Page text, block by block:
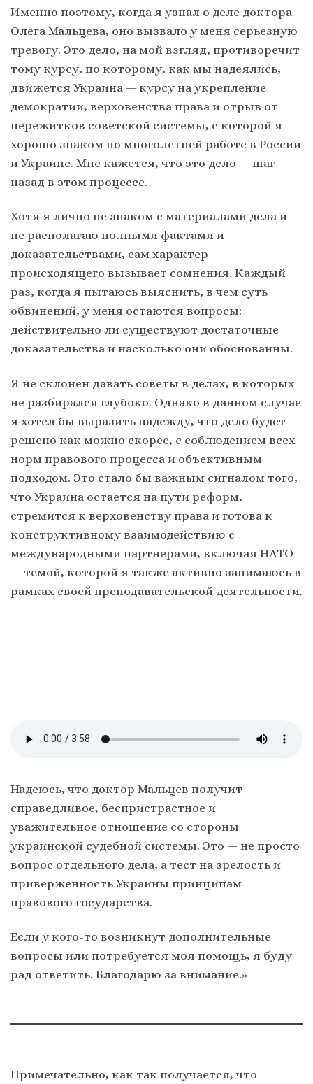
Именно поэтому, когда я узнал о деле доктора
Олега Мальцева, оно вызвало у меня серьезную
тревогу. Это дело, на мой взгляд, противоречит
тому курсу, по которому, как мы надеялись,
движется Украина — курсу на укрепление
демократии, верховенства права и отрыв от
пережитков советской системы, с которой я
хорошо знаком по многолетней работе в России
и Украине. Мне кажется, что это дело — шаг
назад в этом процессе.
Хотя я лично не знаком с материалами дела и
не располагаю полными фактами и
доказательствами, сам характер
происходящего вызывает сомнения. Каждый
раз, когда я пытаюсь выяснить, в чем суть
обвинений, у меня остаются вопросы:
действительно ли существуют достаточные
доказательства и насколько они обоснованны.
Я не склонен давать советы в делах, в которых
не разбирался глубоко. Однако в данном случае
я хотел бы выразить надежду, что дело будет
решено как можно скорее, с соблюдением всех
норм правового процесса и объективным
подходом. Это стало бы важным сигналом того,
что Украина остается на пути реформ,
стремится к верховенству права и готова к
конструктивному взаимодействию с
международными партнерами, включая НАТО
— темой, которой я также активно занимаюсь в
рамках своей преподавательской деятельности.
Надеюсь, что доктор Мальцев получит
справедливое, беспристрастное и
уважительное отношение со стороны
украинской судебной системы. Это — не просто
вопрос отдельного дела, а тест на зрелость и
приверженность Украины принципам
правового государства.
Если у кого-то возникнут дополнительные
вопросы или потребуется моя помощь, я буду
рад ответить. Благодарю за внимание.»
Примечательно, как так получается, что